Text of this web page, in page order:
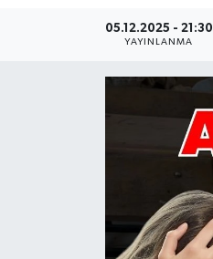
05.12.2025 - 21:30
YAYINLANMA
Resmi İlan